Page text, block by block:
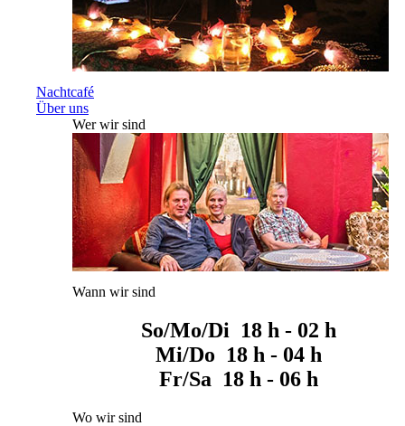
Nachtcafé
Über uns
Wer wir sind
Wann wir sind
So/Mo/Di 18 h - 02 h
Mi/Do 18 h - 04 h
Fr/Sa 18 h - 06 h
Wo wir sind